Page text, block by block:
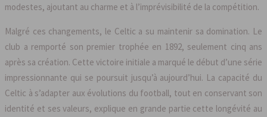
modestes, ajoutant au charme et à l’imprévisibilité de la compétition.
Malgré ces changements, le Celtic a su maintenir sa domination. Le
club a remporté son premier trophée en 1892, seulement cinq ans
après sa création. Cette victoire initiale a marqué le début d’une série
impressionnante qui se poursuit jusqu’à aujourd’hui. La capacité du
Celtic à s’adapter aux évolutions du football, tout en conservant son
identité et ses valeurs, explique en grande partie cette longévité au